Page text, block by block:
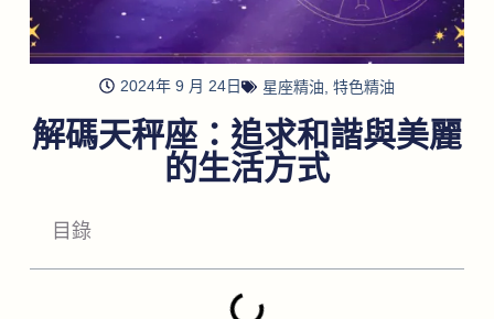
2024年 9 月 24日 星座精油 特色精油
解碼天秤座：追求和諧與美麗
的生活方式
目錄